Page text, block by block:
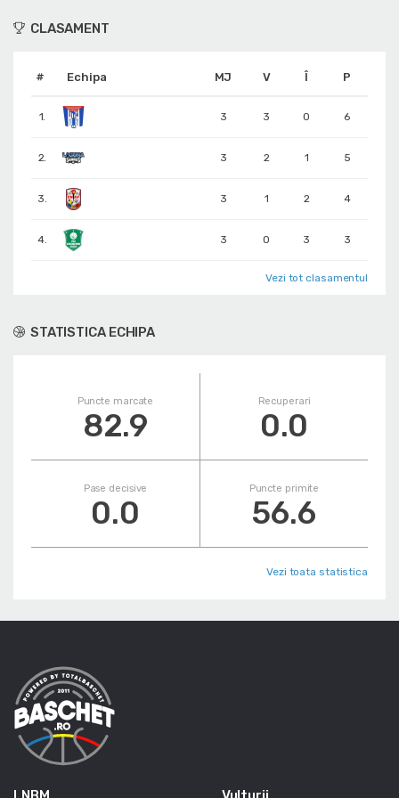
CLASAMENT
# Echipa MJ V Î P
1. 3 3 0 6
2. 3 2 1 5
3. 3 1 2 4
4. 3 0 3 3
Vezi tot clasamentul
STATISTICA ECHIPA
Puncte marcate
82.9
Recuperari
0.0
Pase decisive
0.0
Puncte primite
56.6
Vezi toata statistica